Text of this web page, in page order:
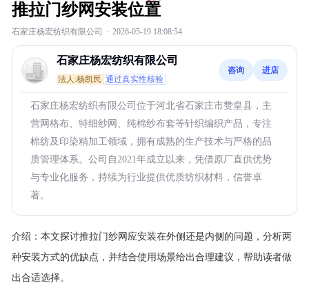
推拉门纱网安装位置
石家庄杨宏纺织有限公司 · 2026-05-19 18:08:54
石家庄杨宏纺织有限公司
法人:杨凯民 通过真实性核验
咨询 进店
石家庄杨宏纺织有限公司位于河北省石家庄市赞皇县，主
营网格布、特细纱网、纯棉纱布套等针织编织产品，专注
棉纺及印染精加工领域，拥有成熟的生产技术与严格的品
质管理体系。公司自2021年成立以来，凭借原厂直供优势
与专业化服务，持续为行业提供优质纺织材料，信誉卓
著。
介绍： 本文探讨推拉门纱网应安装在外侧还是内侧的问题，分析两
种安装方式的优缺点，并结合使用场景给出合理建议，帮助读者做
出合适选择。